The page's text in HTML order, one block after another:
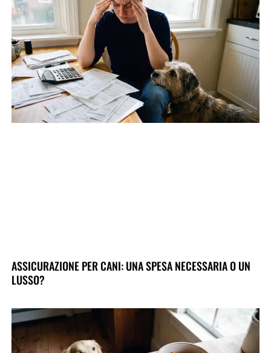
ASSICURAZIONE PER CANI: UNA SPESA NECESSARIA O UN
LUSSO?